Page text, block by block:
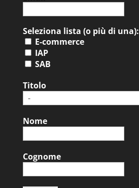
Seleziona lista (o più di una):
E-commerce
IAP
SAB
Titolo
Nome
Cognome